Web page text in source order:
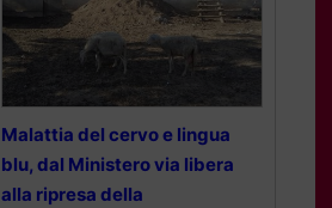
Malattia del cervo e lingua
blu, dal Ministero via libera
alla ripresa della